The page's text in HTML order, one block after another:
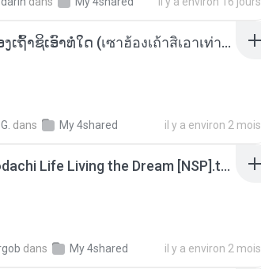
ເຊົາຮ້ອງເຖົ້າຊິເອົາທໍ່ໃດ (เซาฮ้องเถ้าสิเอาเท่าใด) ບຸນເກີດ ຫນູຫ່ວງ ft. ໂສພາ ຈຸນທະລາ
dans My 4shared il y a environ 2 mois
Tomodachi Life Living the Dream [NSP].torrent
dans My 4shared il y a environ 2 mois